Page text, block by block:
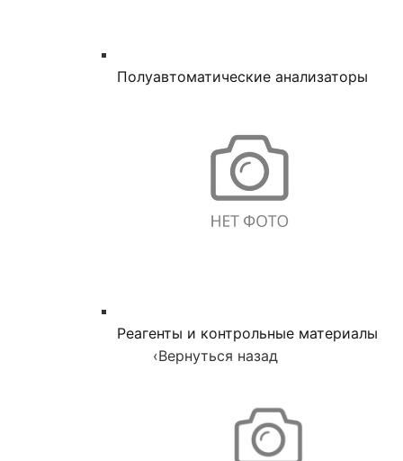
Полуавтоматические анализаторы
Реагенты и контрольные материалы
‹Вернуться назад